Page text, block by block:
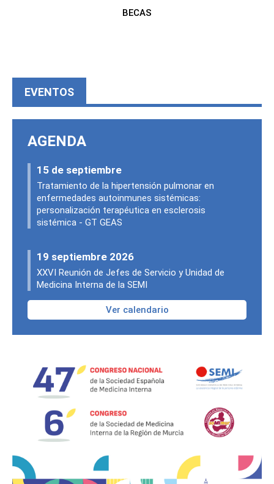
BECAS
EVENTOS
AGENDA
15 de septiembre
Tratamiento de la hipertensión pulmonar en
enfermedades autoinmunes sistémicas:
personalización terapéutica en esclerosis
sistémica - GT GEAS
19 septiembre 2026
XXVI Reunión de Jefes de Servicio y Unidad de
Medicina Interna de la SEMI
Ver calendario